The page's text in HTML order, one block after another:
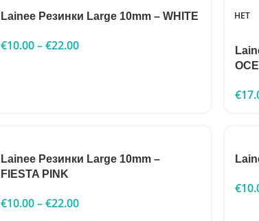
Lainee Резинки Large 10mm – WHITE
€10.00–€22.00
НЕТ
€
Lainee Резинки Large 10mm –
FIESTA PINK
€10.00–€22.00
€